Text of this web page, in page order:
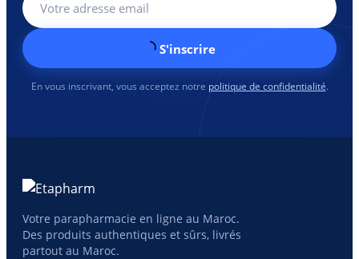
S'inscrire
En vous inscrivant, vous acceptez notre politique de confidentialité.
Votre parapharmacie en ligne au Maroc.
Des produits authentiques et sûrs, livrés
partout au Maroc.